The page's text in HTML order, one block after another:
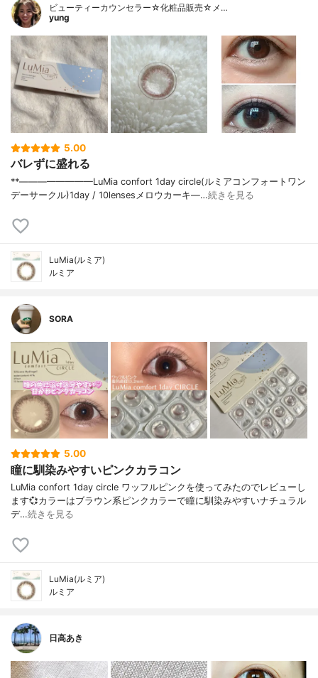
ビューティーカウンセラー☆化粧品販売☆メ…
yung
5.00
バレずに盛れる
⁡**————————⁡LuMia confort 1day circle(ルミアコンフォートワン
デーサークル)⁡1day / 10lensesメロウカーキ⁡—…続きを見る
LuMia(ルミア)
ルミア
SORA
5.00
瞳に馴染みやすいピンクカラコン
LuMia confort 1day circle ワッフルピンクを使ってみたのでレビューし
ます💞⁡カラーはブラウン系ピンクカラーで瞳に馴染みやすいナチュラル
デ…続きを見る
LuMia(ルミア)
ルミア
日高あき